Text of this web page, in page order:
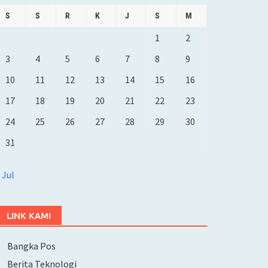
S S R K J S M
1
2
3
4 5 6 7 8
9
10
11 12 13 14 15
16
17
18 19 20 21 22
23
24
25 26 27 28 29
30
31
Jul
LINK KAMI
Bangka Pos
Berita Teknologi